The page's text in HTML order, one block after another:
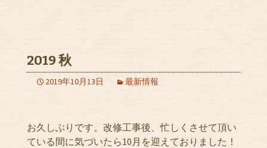
2019 秋
2019年10月13日 最新情報
お久しぶりです。改修工事後、忙しくさせて頂い
ている間に気づいたら10月を迎えておりました！